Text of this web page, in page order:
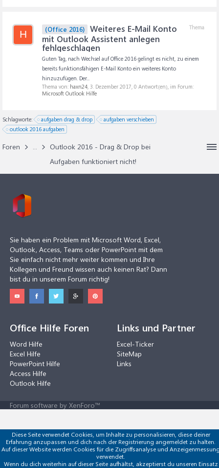
H
Thema
(Office 2016)
Weiteres E-Mail Konto
mit Outlook Assistent anlegen
fehlgeschlagen
Guten Tag, nach Wechsel auf Office 2016 gelingt es nicht, zu einem
bereits funktionsfähigen E-Mail Konto ein weiteres Konto
hinzuzufügen. Der...
Thema von: haxn24, 3. Dezember 2017, 0 Antwort(en), im Forum:
Microsoft Outlook Hilfe
Schlagworte: aufgaben drag & drop
aufgaben verschieben
outlook 2016 aufgaben
Foren ...
Outlook 2016 - Drag & Drop bei
Aufgaben funktioniert nicht!
Sie haben ein Problem mit Microsoft Word, Excel,
Outlook, Access, Teams oder PowerPoint mit dem
Sie einfach nicht mehr weiter kommen und Ihre
Kollegen und Freund wissen auch keinen Rat? Dann
bist du in unserem Forum richtig!
Office Hilfe Foren
Word Hilfe
Excel Hilfe
PowerPoint Hilfe
Access Hilfe
Outlook Hilfe
Links und Partner
Excel-Ticker
SiteMap
Links
Forum software by XenForo™
Diese Seite verwendet Cookies, um Inhalte zu personalisieren, diese deiner
Erfahrung anzupassen und dich nach der Registrierung angemeldet zu halten.
Auf dieser Website werden Cookies für die Zugriffsanalyse und
verwendet.
Wenn du dich weiterhin auf dieser Seite aufhältst, akzeptierst du unseren Einsatz